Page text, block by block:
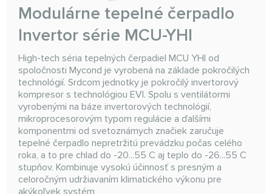
Modulárne tepelné čerpadlo
Invertor série MCU-YHI
High-tech séria tepelných čerpadiel MCU YHI od
spoločnosti Mycond je vyrobená na základe pokročilých
technológií. Srdcom jednotky je pokročilý invertorový
kompresor s technológiou EVI. Spolu s ventilátormi
vyrobenými na báze invertorových technológií,
mikroprocesorovým typom regulácie a ďalšími
komponentmi od svetoznámych značiek zaručuje
tepelné čerpadlo nepretržitú prevádzku počas celého
roka, a to pre chlad do -20...55 C aj teplo do -26...55 C
stupňov. Kombinuje vysokú účinnosť s presným a
celoročným udržiavaním klimatického výkonu pre